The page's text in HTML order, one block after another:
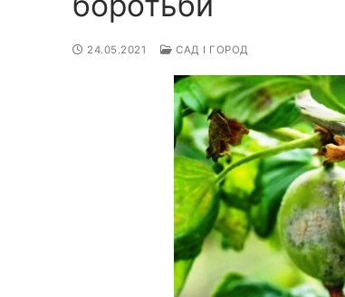
24.05.2021 САД І ГОРОД